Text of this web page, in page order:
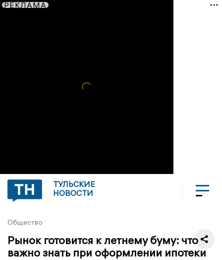
РЕКЛАМА
ТУЛЬСКИЕ
НОВОСТИ
Общество
Рынок готовится к летнему буму: что
важно знать при оформлении ипотеки